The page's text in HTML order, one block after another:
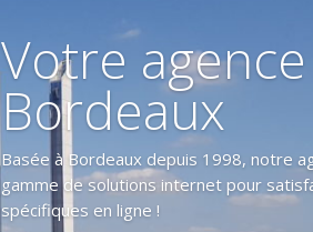
Votre
Bordeaux
Basée à Bordeaux depuis 1998, notre
gamme de solutions internet pour
spécifiques en ligne !